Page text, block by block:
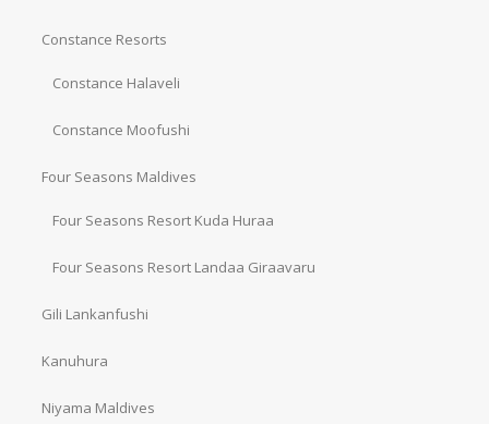
Constance Resorts
Constance Halaveli
Constance Moofushi
Four Seasons Maldives
Four Seasons Resort Kuda Huraa
Four Seasons Resort Landaa Giraavaru
Gili Lankanfushi
Kanuhura
Niyama Maldives